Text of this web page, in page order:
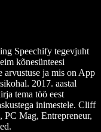
Speechify tegevjuht
kõnesünteesi
ja mis on App
2017. aastal
tema töö eest
inimestele. Cliff
PC Mag, Entrepreneur,